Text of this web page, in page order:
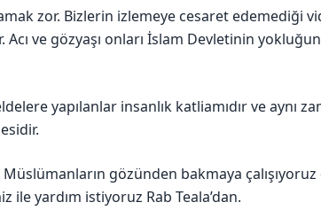
zor. Bizlerin izlemeye cesaret edemediği
Acı ve gözyaşı onları İslam Devletinin
yapılanlar insanlık katliamıdır ve aynı
gözünden bakmaya çalışıyoruz
ile yardım istiyoruz Rab Teala’dan.